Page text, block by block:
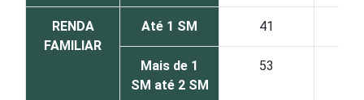
RENDA
FAMILIAR
Até 1 SM 41
Mais de 1
SM até 2 SM
53